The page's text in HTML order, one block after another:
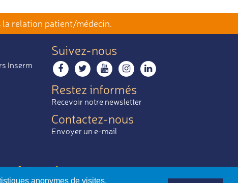
anonymes de visites.
la relation patient/médecin.
Inserm
Suivez-nous
Restez informés
Recevoir notre newsletter
Contactez-nous
Envoyer un e-mail
le mieux.